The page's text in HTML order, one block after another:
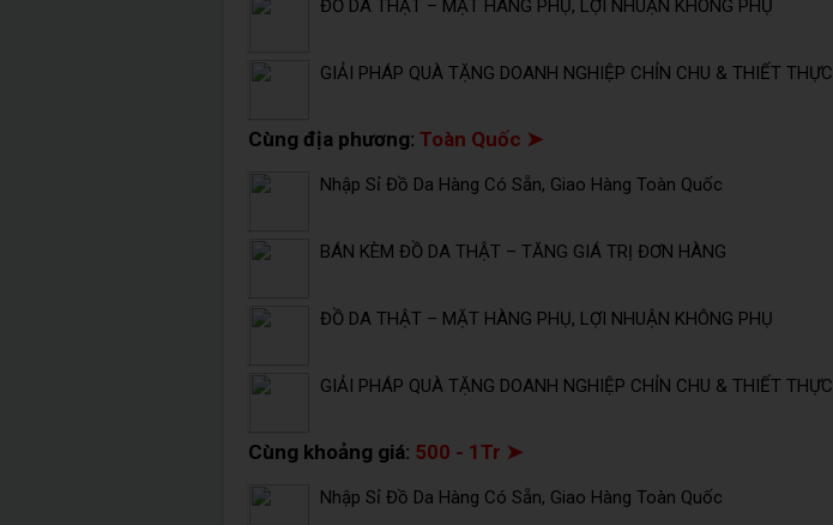
ĐỒ DA THẬT – MẶT HÀNG PHỤ, LỢI NHUẬN KHÔNG PHỤ
GIẢI PHÁP QUÀ TẶNG DOANH NGHIỆP CHỈN CHU & THIẾT THỰC
Cùng địa phương: Toàn Quốc ➤
Nhập Sỉ Đồ Da Hàng Có Sẵn, Giao Hàng Toàn Quốc
BÁN KÈM ĐỒ DA THẬT – TĂNG GIÁ TRỊ ĐƠN HÀNG
ĐỒ DA THẬT – MẶT HÀNG PHỤ, LỢI NHUẬN KHÔNG PHỤ
GIẢI PHÁP QUÀ TẶNG DOANH NGHIỆP CHỈN CHU & THIẾT THỰC
Cùng khoảng giá: 500 - 1Tr ➤
Nhập Sỉ Đồ Da Hàng Có Sẵn, Giao Hàng Toàn Quốc